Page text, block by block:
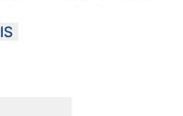
que celebra a
é pura vibração e estilo.